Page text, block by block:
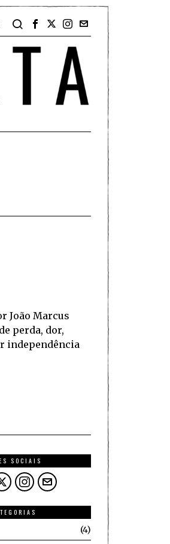
João Marcus
perda, dor,
independência
SOCIAIS
4